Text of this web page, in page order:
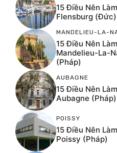
15 Điều Nên
Flensburg (Đức)
MANDELIEU-LA-
15 Điều Nên
Mandelieu-La-
(Pháp)
AUBAGNE
15 Điều Nên
Aubagne (Pháp)
POISSY
15 Điều Nên
Poissy (Pháp)